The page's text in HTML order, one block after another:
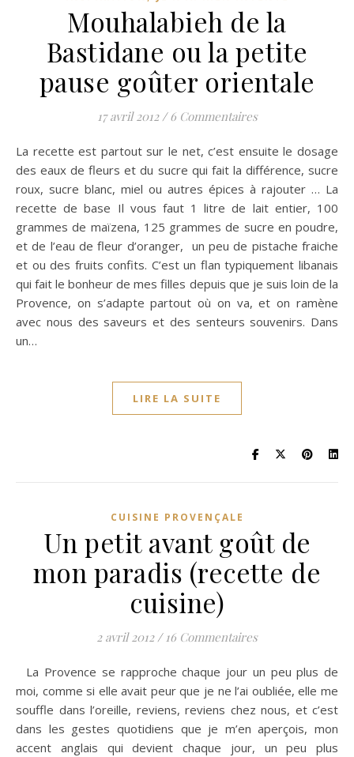
Mouhalabieh de la
Bastidane ou la petite
pause goûter orientale
17 avril 2012 / 6 Commentaires
La recette est partout sur le net, c’est ensuite le dosage
des eaux de fleurs et du sucre qui fait la différence, sucre
roux, sucre blanc, miel ou autres épices à rajouter … La
recette de base Il vous faut 1 litre de lait entier, 100
grammes de maïzena, 125 grammes de sucre en poudre,
et de l’eau de fleur d’oranger, un peu de pistache fraiche
et ou des fruits confits. C’est un flan typiquement libanais
qui fait le bonheur de mes filles depuis que je suis loin de la
Provence, on s’adapte partout où on va, et on ramène
avec nous des saveurs et des senteurs souvenirs. Dans
un…
LIRE LA SUITE
CUISINE PROVENÇALE
Un petit avant goût de
mon paradis (recette de
cuisine)
2 avril 2012 / 16 Commentaires
La Provence se rapproche chaque jour un peu plus de
moi, comme si elle avait peur que je ne l’ai oubliée, elle me
souffle dans l’oreille, reviens, reviens chez nous, et c’est
dans les gestes quotidiens que je m’en aperçois, mon
accent anglais qui devient chaque jour, un peu plus